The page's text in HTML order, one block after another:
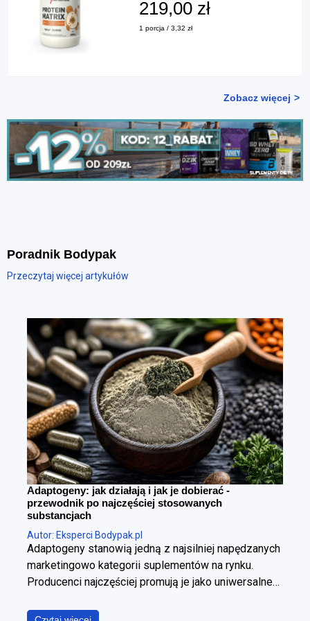
219,00 zł
1 porcja / 3,32 zł
Zobacz więcej
Poradnik Bodypak
Przeczytaj więcej artykułów
Adaptogeny: jak działają i jak je dobierać -
przewodnik po najczęściej stosowanych
substancjach
Autor: Eksperci Bodypak.pl
Adaptogeny stanowią jedną z najsilniej napędzanych
marketingowo kategorii suplementów na rynku.
Producenci najczęściej promują je jako uniwersalne
snu, wzrost poziomu energii, wyostrzenie